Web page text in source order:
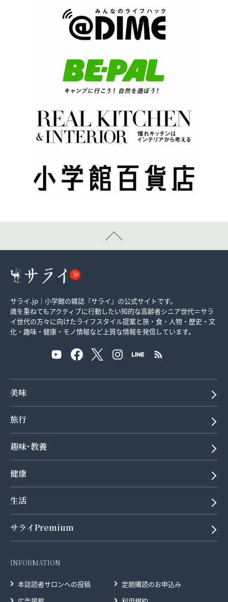
サライ.jp｜小学館の雑誌『サライ』の公式サイトです。
歳を重ねてもアクティブに行動したい知的な高齢者シニア世代＝サラ
イ世代の方々に向けたライフスタイル提案と旅・食・人物・歴史・文
化・趣味・健康・モノ情報など上質な情報を発信しています。
美味
旅行
趣味･教養
健康
生活
サライPremium
INFORMATION
本誌読者サロンへの投稿
定期購読のお申込み